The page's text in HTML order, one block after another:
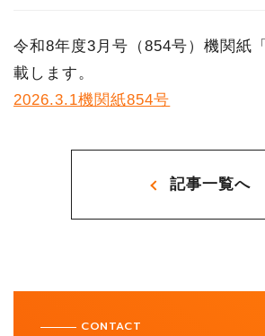
令和8年度3月号（854号）機関紙
載します。
2026.3.1機関紙854号
記事一覧へ
CONTACT